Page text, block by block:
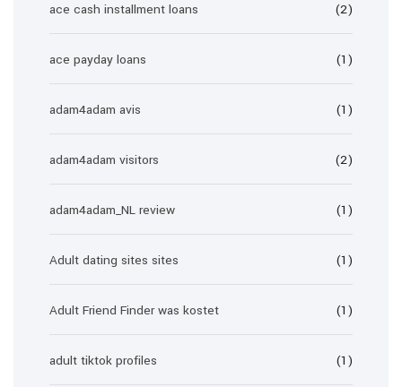
ace cash installment loans (2)
ace payday loans (1)
adam4adam avis (1)
adam4adam visitors (2)
adam4adam_NL review (1)
Adult dating sites sites (1)
Adult Friend Finder was kostet (1)
adult tiktok profiles (1)